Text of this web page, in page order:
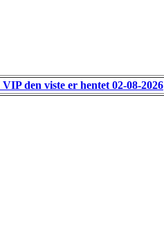
den viste er hentet 02-08-2026